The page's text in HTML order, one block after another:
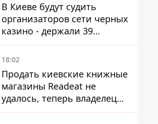
В Киеве будут судить
организаторов сети черных
казино - держали 39
заведений
18:02
Продать киевские книжные
магазины Readeat не
удалось, теперь владелец
их просто закроет